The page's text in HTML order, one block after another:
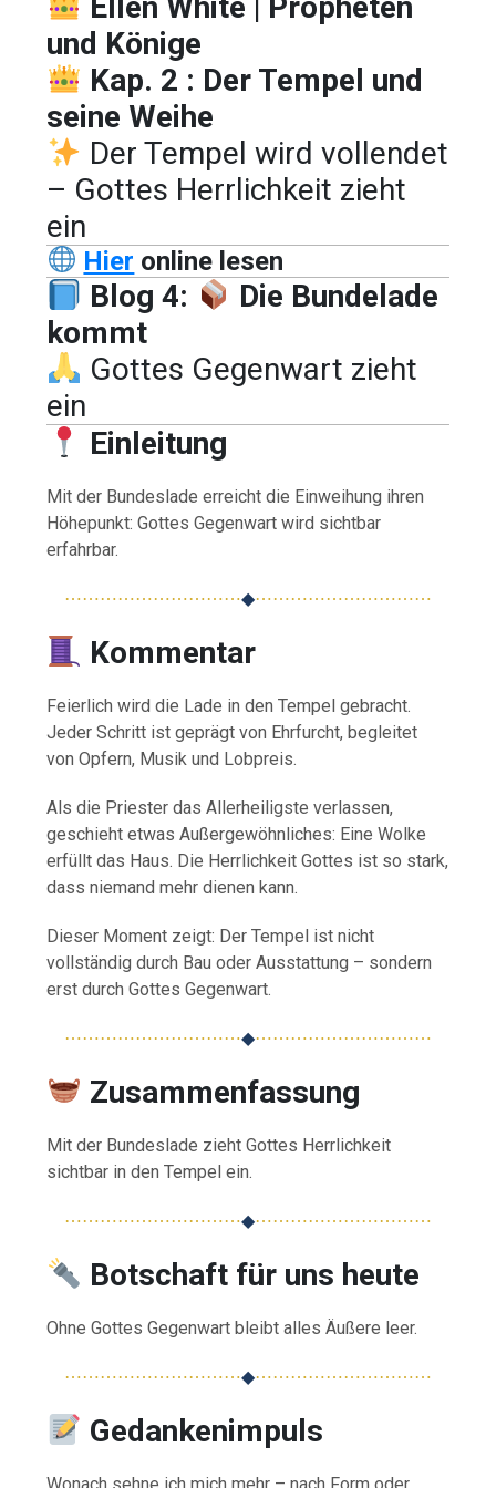
und Könige
Kap. 2 : Der Tempel und
seine Weihe
Der Tempel wird vollendet
– Gottes Herrlichkeit zieht
ein
Hier online lesen
Blog 4:
Die Bundelade
kommt
Gottes Gegenwart zieht
ein
Einleitung
Mit der Bundeslade erreicht die Einweihung ihren
Höhepunkt: Gottes Gegenwart wird sichtbar
erfahrbar.
⋯⋯⋯⋯⋯⋯⋯⋯⋯⋯◆⋯⋯⋯⋯⋯⋯⋯⋯⋯⋯
Kommentar
Feierlich wird die Lade in den Tempel gebracht.
Jeder Schritt ist geprägt von Ehrfurcht, begleitet
von Opfern, Musik und Lobpreis.
Als die Priester das Allerheiligste verlassen,
geschieht etwas Außergewöhnliches: Eine Wolke
erfüllt das Haus. Die Herrlichkeit Gottes ist so stark,
dass niemand mehr dienen kann.
Dieser Moment zeigt: Der Tempel ist nicht
vollständig durch Bau oder Ausstattung – sondern
erst durch Gottes Gegenwart.
⋯⋯⋯⋯⋯⋯⋯⋯⋯⋯◆⋯⋯⋯⋯⋯⋯⋯⋯⋯⋯
Zusammenfassung
Mit der Bundeslade zieht Gottes Herrlichkeit
sichtbar in den Tempel ein.
⋯⋯⋯⋯⋯⋯⋯⋯⋯⋯◆⋯⋯⋯⋯⋯⋯⋯⋯⋯⋯
Botschaft für uns heute
Ohne Gottes Gegenwart bleibt alles Äußere leer.
⋯⋯⋯⋯⋯⋯⋯⋯⋯⋯◆⋯⋯⋯⋯⋯⋯⋯⋯⋯⋯
Gedankenimpuls